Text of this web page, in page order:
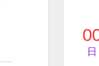
日